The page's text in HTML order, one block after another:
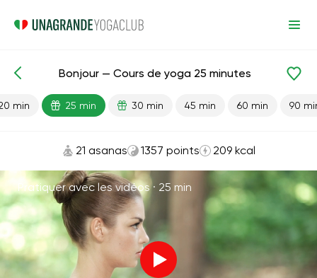
Leçons prêtes Énergie
Bonjour — Cours de yoga 25 minutes
min 25 min 30 min 45 min 60 min 90
21 asanas 1357 points 209 kcal
Pratiquer avec les vidéos · 25 min